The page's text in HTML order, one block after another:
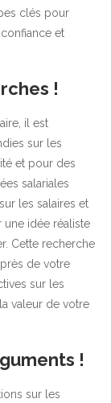
clés pour
et
!
il est
sur les
et pour des
salariales
les salaires et
idée réaliste
Cette recherche
de votre
sur les
valeur de votre
!
sur les